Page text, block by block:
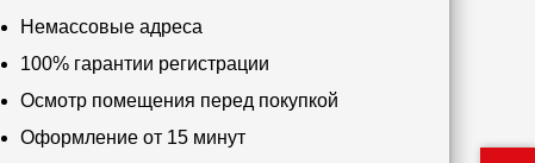
Немассовые адреса
100% гарантии регистрации
Осмотр помещения перед покупкой
Оформление от 15 минут